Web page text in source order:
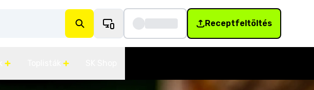
Receptfeltöltés